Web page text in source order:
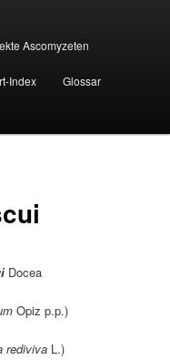
Ascomyzeten
Index Glossar
Docea
Opiz p.p.)
rediviva L.)